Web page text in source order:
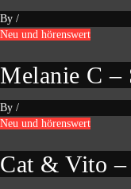
By /
Neu und hörenswert
Melanie C –
By /
Neu und hörenswert
Cat & Vito